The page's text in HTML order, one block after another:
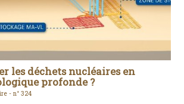
les déchets nucléaires en
profonde ?
-n° 324